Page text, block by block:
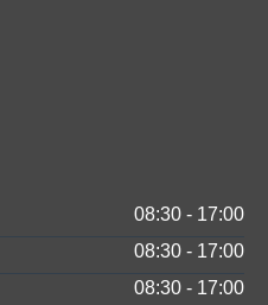
08:30 - 17:00
08:30 - 17:00
08:30 - 17:00